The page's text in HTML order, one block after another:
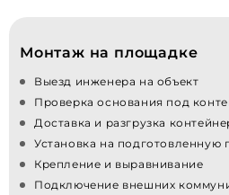
Монтаж на площадке
Выезд инженера на объект
Проверка основания под
Доставка и разгрузка
Установка на подготовленную
Крепление и выравнивание
Подключение внешних